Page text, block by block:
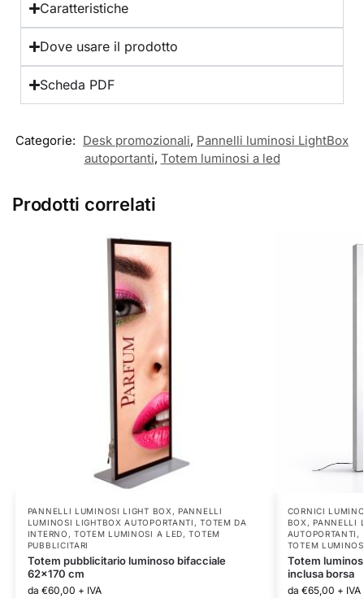
Caratteristiche
Dove usare il prodotto
Scheda PDF
Categorie: Desk promozionali, Pannelli luminosi LightBox
autoportanti, Totem luminosi a led
Prodotti correlati
PANNELLI LUMINOSI LIGHT BOX , PANNELLI
LUMINOSI LIGHTBOX AUTOPORTANTI ,TOTEM DA
INTERNO ,TOTEM LUMINOSI A LED,TOTEM
PUBBLICITARI
Totem pubblicitario luminoso bifacciale
62×170 cm
da €60,00 + IVA
CORNICI
BOX , PANNELLI
AUTOPORTANTI ,
TOTEM
Totem
inclusa borsa
da €65,00 + IVA